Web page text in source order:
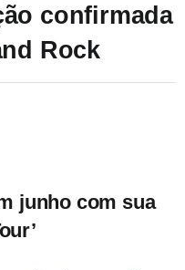
confirmada
Rock
junho com sua